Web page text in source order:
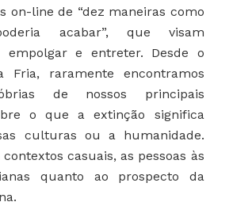
on-line de “dez maneiras como
acabar”, que visam
empolgar e entreter. Desde o
Fria, raramente encontramos
de nossos principais
o que a extinção significa
culturas ou a humanidade.
casuais, as pessoas às
quanto ao prospecto da